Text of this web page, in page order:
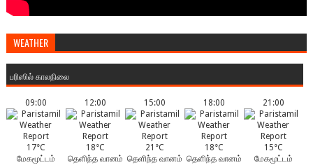
WEATHER
பரிஸில் காலநிலை
09:00
17°C
மேகமூட்டம்
12:00
18°C
தெளிந்த வானம்
15:00
21°C
தெளிந்த வானம்
18:00
18°C
தெளிந்த வானம்
21:00
15°C
மேகமூட்டம்